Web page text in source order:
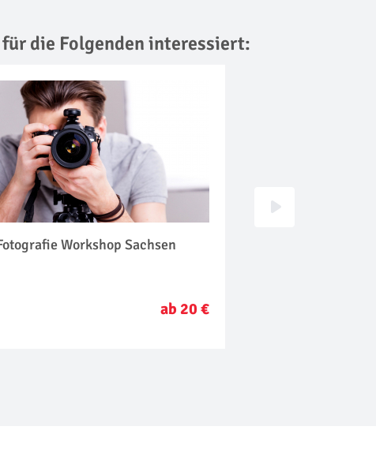
für die Folgenden interessiert:
Workshop Sachsen
ab 20 €